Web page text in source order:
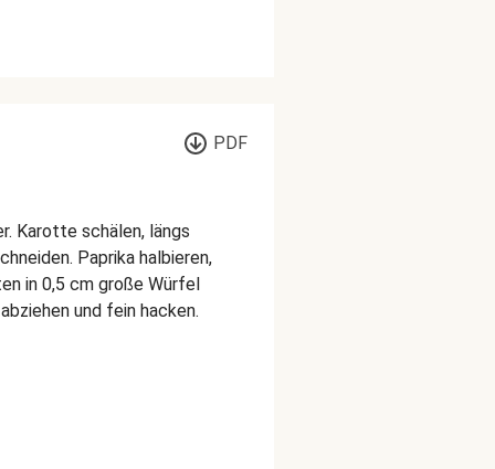
PDF
Karotte schälen, längs
Paprika halbieren,
in 0,5 cm große Würfel
und fein hacken.